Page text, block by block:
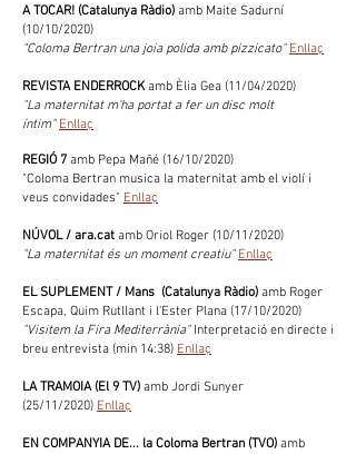
A TOCAR! (Catalunya Ràdio) amb Maite Sadurní
(10/10/2020)
"Coloma Bertran una joia polida amb pizzicato" Enllaç
REVISTA ENDERROCKamb Èlia Gea (11/04/2020)
"La maternitat m'ha portat a fer un disc molt
íntim" Enllaç
REGIÓ 7 amb Pepa Mañé (16/10/2020)
"Coloma Bertran musica la maternitat amb el violí i
veus convidades" Enllaç
NÚVOL / ara.cat amb Oriol Roger (10/11/2020)
"La maternitat és un moment creatiu" Enllaç
EL SUPLEMENT / Mans (Catalunya Ràdio) amb Roger
Escapa, Quim Rutllant i l'Ester Plana (17/10/2020)
"Visitem la Fira Mediterrània"Interpretació en directe i
breu entrevista (min 14:38) Enllaç
LA TRAMOIA (El 9 TV) amb Jordi Sunyer
(25/11/2020) Enllaç
EN COMPANYIA DE... la Coloma Bertran (TVO) amb